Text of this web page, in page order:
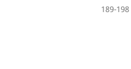
189-198